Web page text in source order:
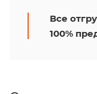
Все
100%